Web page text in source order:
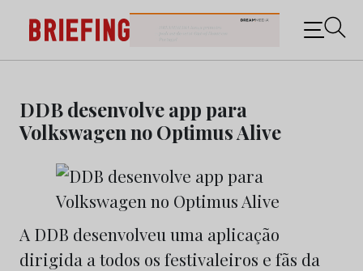
content
Briefing: Todas as notícias sobre os negócios do
Marketing e da Publicidade
DDB desenvolve app para
Volkswagen no Optimus Alive
A DDB desenvolveu uma aplicação
dirigida a todos os festivaleiros e fãs da